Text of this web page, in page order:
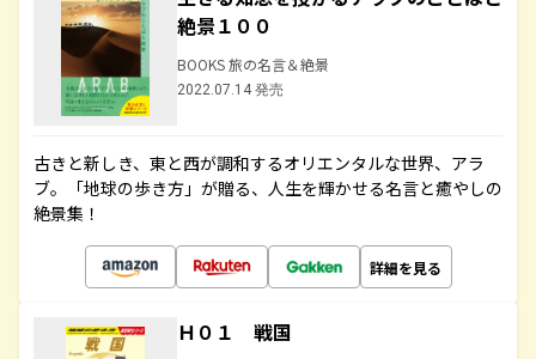
絶景１００
BOOKS 旅の名言＆絶景
2022.07.14 発売
古きと新しき、東と西が調和するオリエンタルな世界、アラ
ブ。「地球の歩き方」が贈る、人生を輝かせる名言と癒やしの
絶景集！
詳細を見る
Ｈ０１ 戦国